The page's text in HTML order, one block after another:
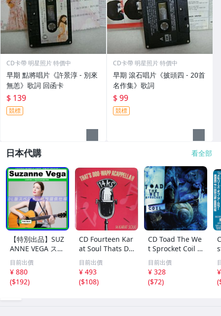
CD卡帶 明星照片 特價中
早期 點將唱片《許景淳 - 別來
無恙》歌詞 回函卡
$ 139
競標
CD卡帶 明星照片 特價中
早期 滾石唱片《披頭四 - 20首
名作集》歌詞
$ 99
競標
日本代購 看全部
【特別出品】SUZ
ANNE VEGA スザ
ンヌ・ヴェガ 精
選集 100歌 音楽D
L(MP3CD)☆
目前出價
¥ 880
($192)
CD Fourteen Kar
at Soul Thats Do
o-Wapp Acappel
la PCCY00374 Ca
nyon Internatio
nal /00110
目前出價
¥ 493
($108)
CD Toad The We
t Sprocket Coil C
K67862 Columbi
a /00110
目前出價
¥ 328
($72)
(